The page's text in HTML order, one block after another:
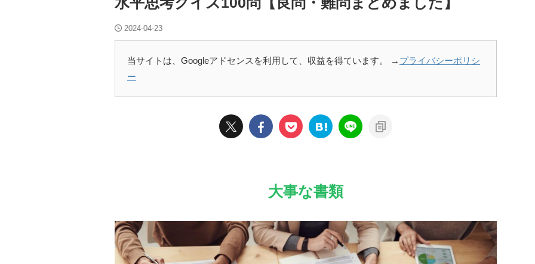
2024-04-23
当サイトは、Googleアドセンスを利用して、収益を得ています。 → プライバシーポリシ
ー
大事な書類